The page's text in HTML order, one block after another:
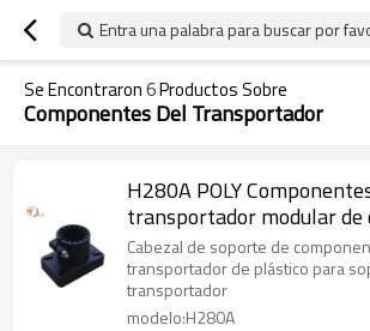
Entra una palabra para buscar por
Se Encontraron6Productos Sobre
Componentes Del Transportador
H280A POLY
transportador modular de
soporte plastico
Cabezal de soporte de
transportador de plástico para
transportador
modelo:H280A